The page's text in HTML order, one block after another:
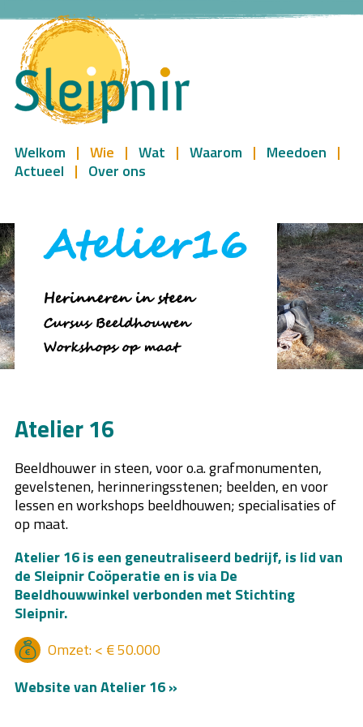
Welkom Wie Wat Waarom
Meedoen
Actueel
Over ons
Atelier 16
Beeldhouwer in steen, voor o.a. grafmonumenten,
gevelstenen, herinneringsstenen; beelden, en voor
lessen en workshops beeldhouwen; specialisaties of
op maat.
Atelier 16 is een geneutraliseerd bedrijf, is lid van
de Sleipnir Coöperatie en is via De
Beeldhouwwinkelverbonden met Stichting
Sleipnir.
Omzet: < € 50.000
Website van Atelier 16 »